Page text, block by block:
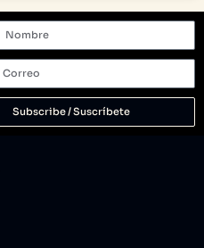
Subscribe / Suscríbete